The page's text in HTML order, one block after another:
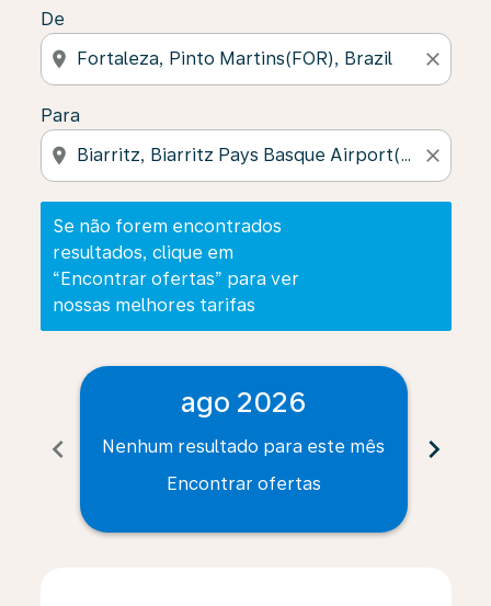
De
location_on close
Para
location_on close
Se não forem encontrados
resultados, clique em
“Encontrar ofertas” para ver
nossas melhores tarifas
chevron_left
ago 2026
Nenhum resultado para este mês
Encontrar ofertas
chevron_right